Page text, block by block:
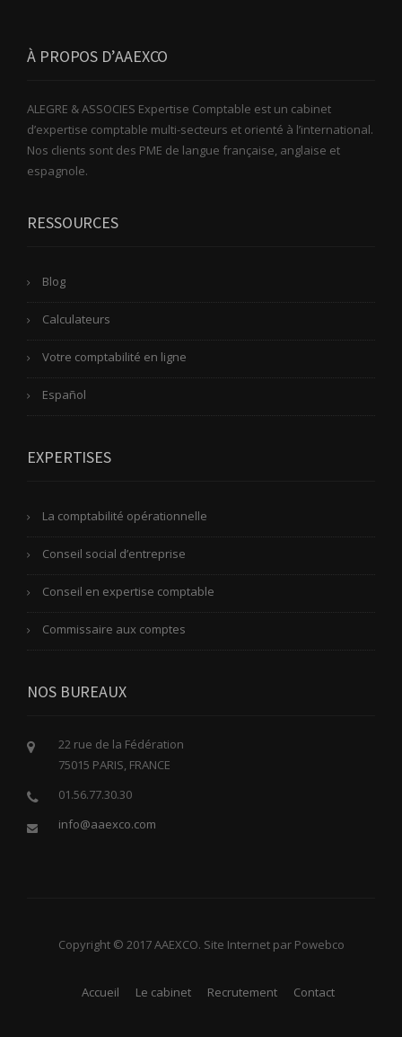
À PROPOS D’AAEXCO
ALEGRE & ASSOCIES Expertise Comptable est un cabinet
d’expertise comptable multi-secteurs et orienté à l’international.
Nos clients sont des PME de langue française, anglaise et
espagnole.
RESSOURCES
Blog
Calculateurs
Votre comptabilité en ligne
Español
EXPERTISES
La comptabilité opérationnelle
Conseil social d’entreprise
Conseil en expertise comptable
Commissaire aux comptes
NOS BUREAUX
22 rue de la Fédération
75015 PARIS, FRANCE
01.56.77.30.30
info@aaexco.com
Copyright © 2017 AAEXCO. Site Internet par Powebco
Accueil Le cabinet Recrutement Contact